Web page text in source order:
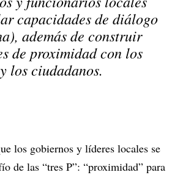
capacidades de diálogo
además de construir
de proximidad con los
los ciudadanos.
los gobiernos y líderes locales se
de las “tres P”: “proximidad” para